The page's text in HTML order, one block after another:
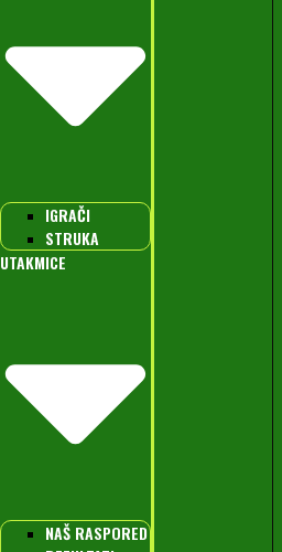
IGRAČI
STRUKA
UTAKMICE
NAŠ RASPORED